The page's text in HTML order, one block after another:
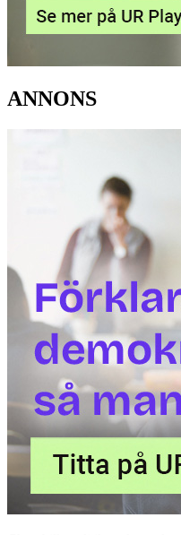
ANNONS